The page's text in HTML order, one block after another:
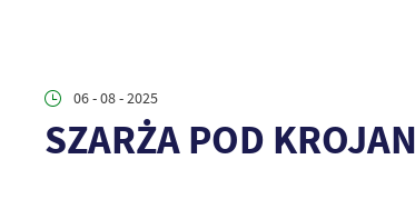
06 - 08 - 2025
SZARŻA POD